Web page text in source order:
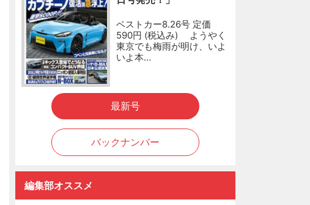
ベストカー8.26号 定価
590円 (税込み) ようやく
東京でも梅雨が明け、いよ
いよ本…
最新号
バックナンバー
編集部オススメ